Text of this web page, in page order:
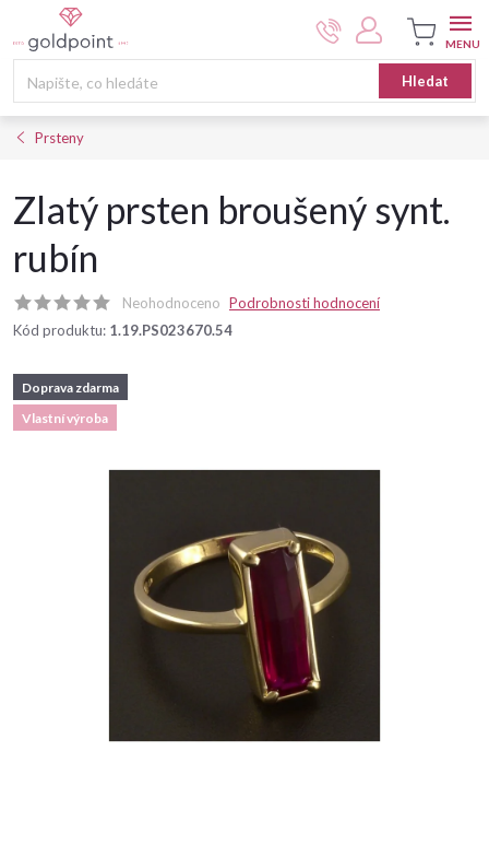
na
Hledat
Nákupní
košík
Prsteny
Zlatý prsten broušený synt.
rubín
Neohodnoceno Podrobnosti hodnocení
Kód produktu: 1.19.PS023670.54
Doprava zdarma
Vlastní výroba